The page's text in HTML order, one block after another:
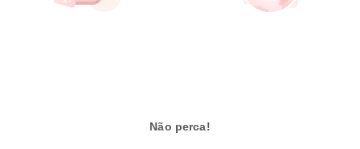
Não perca!